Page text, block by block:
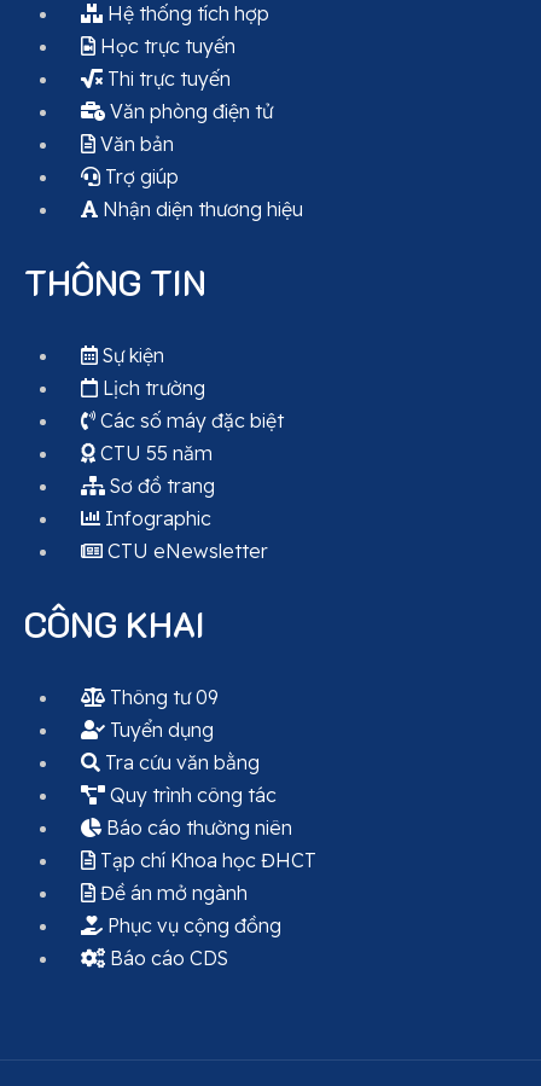
Hệ thống tích hợp
Học trực tuyến
Thi trực tuyến
Văn phòng điện tử
Văn bản
Trợ giúp
Nhận diện thương hiệu
THÔNG TIN
Sự kiện
Lịch trường
Các số máy đặc biệt
CTU 55 năm
Sơ đồ trang
Infographic
CTU eNewsletter
CÔNG KHAI
Thông tư 09
Tuyển dụng
Tra cứu văn bằng
Quy trình công tác
Báo cáo thường niên
Tạp chí Khoa học ĐHCT
Đề án mở ngành
Phục vụ cộng đồng
Báo cáo CDS